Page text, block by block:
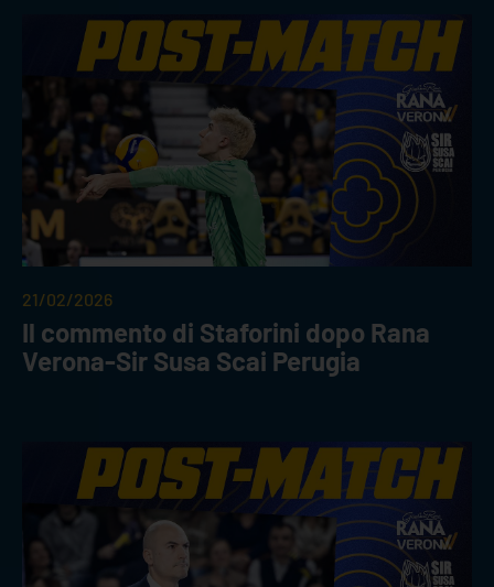
21/02/2026
Il commento di Staforini dopo Rana
Verona-Sir Susa Scai Perugia